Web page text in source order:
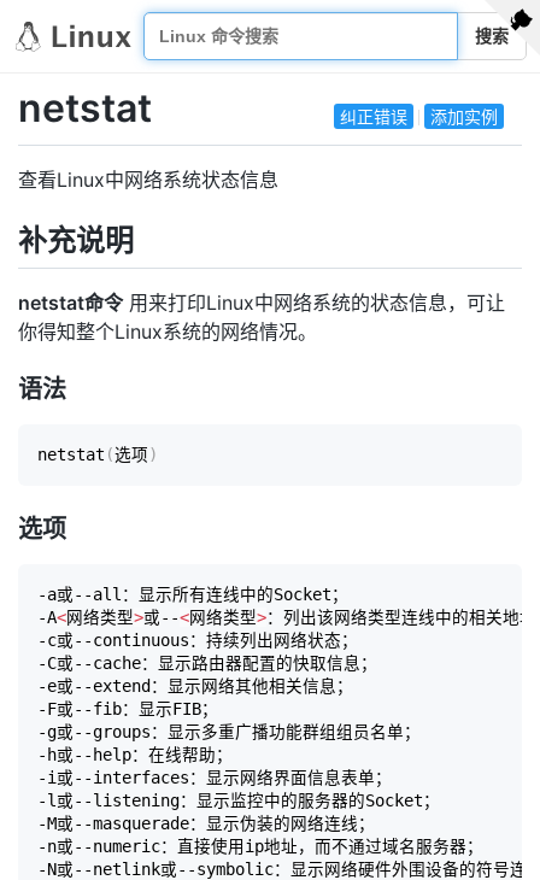
搜索
纠正错误 添加实例
netstat
查看Linux中网络系统状态信息
补充说明
netstat命令用来打印Linux中网络系统的状态信息，可让
你得知整个Linux系统的网络情况。
语法
netstat (选项)
选项
-a或--all：显示所有连线中的Socket；
-A<网络类型>或--<网络类型>：列出该网络类型连线中的相关地址
-c或--continuous：持续列出网络状态；
-C或--cache：显示路由器配置的快取信息；
-e或--extend：显示网络其他相关信息；
-F或--fib：显示FIB；
-g或--groups：显示多重广播功能群组组员名单；
-h或--help：在线帮助；
-i或--interfaces：显示网络界面信息表单；
-l或--listening：显示监控中的服务器的Socket；
-M或--masquerade：显示伪装的网络连线；
-n或--numeric：直接使用ip地址，而不通过域名服务器；
-N或--netlink或--symbolic：显示网络硬件外围设备的符号连